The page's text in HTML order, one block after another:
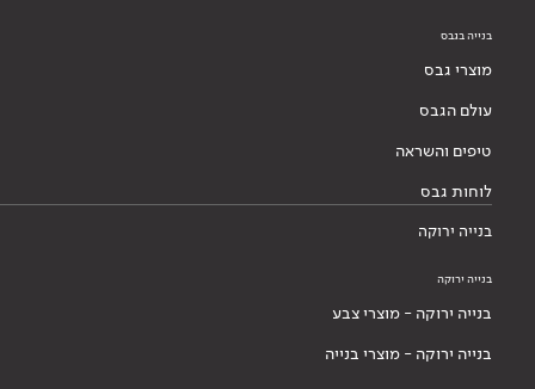
בנייה בגבס
מוצרי גבס
עולם הגבס
טיפים והשראה
לוחות גבס
בנייה ירוקה
בנייה ירוקה
בנייה ירוקה - מוצרי צבע
בנייה ירוקה - מוצרי בנייה